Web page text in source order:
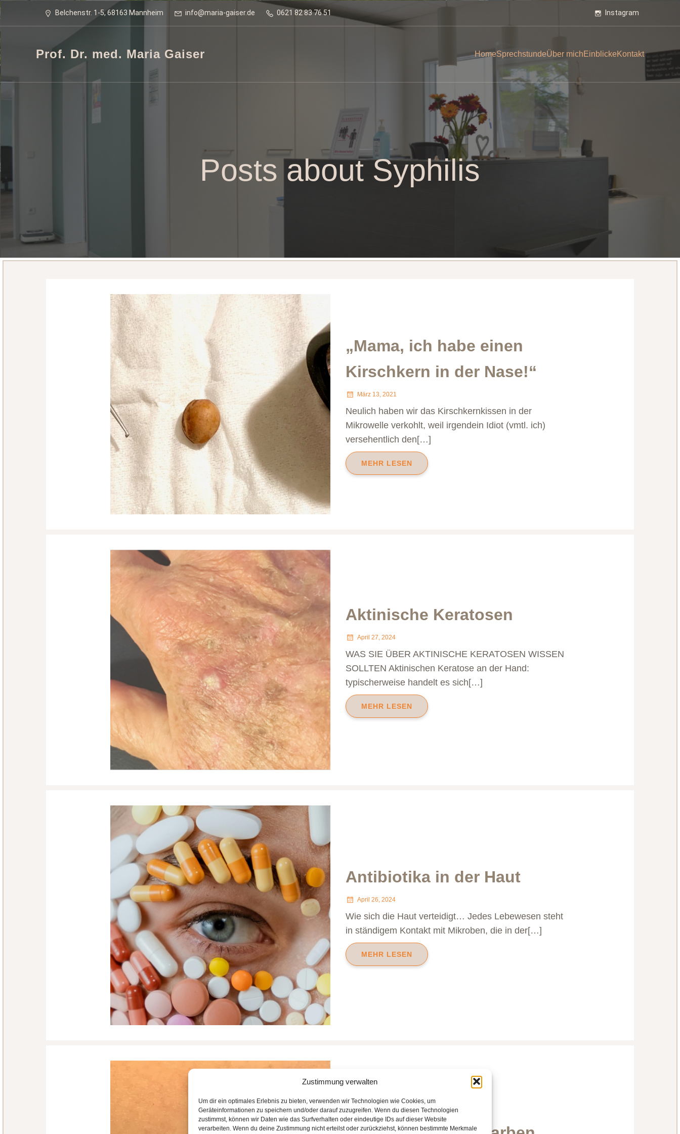
Zustimmung verwalten
Um dir ein optimales Erlebnis zu bieten, verwenden wir Technologien wie Cookies, um
Geräteinformationen zu speichern und/oder darauf zuzugreifen. Wenn du diesen Technologien
zustimmst, können wir Daten wie das Surfverhalten oder eindeutige IDs auf dieser Website
verarbeiten. Wenn du deine Zustimmung nicht erteilst oder zurückziehst, können bestimmte Merkmale
Belchenstr. 1-5, 68163 Mannheim info@maria-gaiser.de 0621 82 83 76 51 Instagram
Prof. Dr. med. Maria Gaiser HomeSprechstundeÜber michEinblickeKontakt
Posts about Syphilis
„Mama, ich habe einen
Kirschkern in der Nase!“
März 13, 2021
Neulich haben wir das Kirschkernkissen in der
Mikrowelle verkohlt, weil irgendein Idiot (vmtl. ich)
versehentlich den[…]
MEHR LESEN
Aktinische Keratosen
April 27, 2024
WAS SIE ÜBER AKTINISCHE KERATOSEN WISSEN
SOLLTEN Aktinischen Keratose an der Hand:
typischerweise handelt es sich[…]
MEHR LESEN
Antibiotika in der Haut
April 26, 2024
Wie sich die Haut verteidigt… Jedes Lebewesen steht
in ständigem Kontakt mit Mikroben, die in der[…]
MEHR LESEN